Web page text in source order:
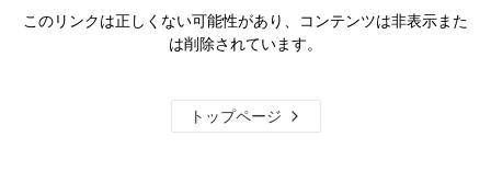
このリンクは正しくない可能性があり、コンテンツは非表示また
は削除されています。
トップページ